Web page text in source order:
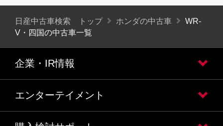
日産中古車検索 トップ ホンダの中古車
WR-
V・四国の中古車一覧
企業・IR情報
エンターテイメント